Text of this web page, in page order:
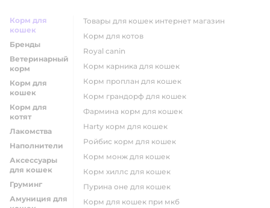
Корм для
кошек
Бренды
Ветеринарный
корм
Корм для
кошек
Корм для
котят
Лакомства
Наполнители
Аксессуары
для кошек
Груминг
Амуниция для
товары для кошек интернет магазин
корм для котов
royal canin
корм карника для кошек
корм проплан для кошек
корм грандорф для кошек
фармина корм для кошек
harty корм для кошек
ройбис корм для кошек
корм монж для кошек
корм хиллс для кошек
пурина оне для кошек
корм для кошек при мкб